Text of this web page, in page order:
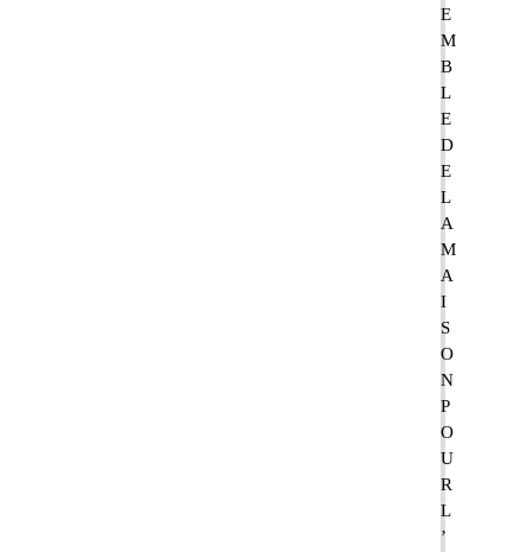
E
M
B
L
E
D
E
L
A
M
A
I
S
O
N
P
O
U
R
L
’